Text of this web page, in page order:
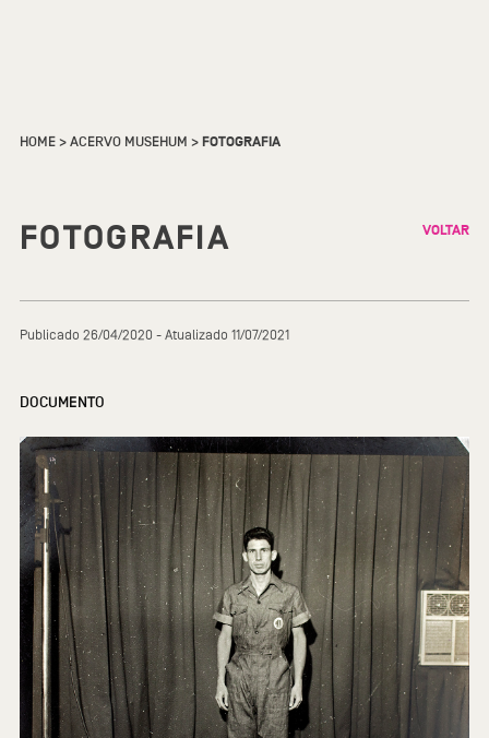
HOME>ACERVO MUSEHUM >FOTOGRAFIA
FOTOGRAFIA VOLTAR
Publicado 26/04/2020 - Atualizado 11/07/2021
DOCUMENTO